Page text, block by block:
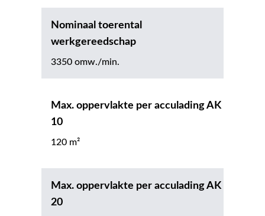
Nominaal toerental
werkgereedschap
3350 omw./min.
Max. oppervlakte per acculading AK
10
120 m²
Max. oppervlakte per acculading AK
20